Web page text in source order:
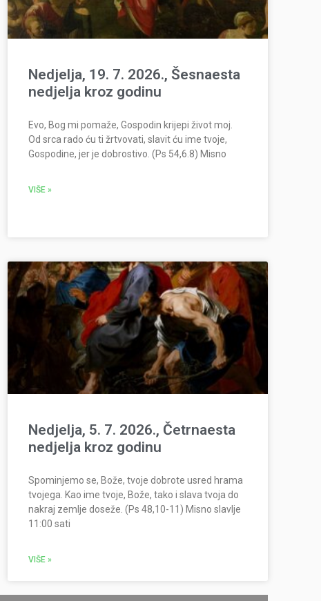
Nedjelja, 19. 7. 2026., Šesnaesta
nedjelja kroz godinu
Evo, Bog mi pomaže, Gospodin krijepi život moj.
Od srca rado ću ti žrtvovati, slavit ću ime tvoje,
Gospodine, jer je dobrostivo. (Ps 54,6.8) Misno
VIŠE »
Nedjelja, 5. 7. 2026., Četrnaesta
nedjelja kroz godinu
Spominjemo se, Bože, tvoje dobrote usred hrama
tvojega. Kao ime tvoje, Bože, tako i slava tvoja do
nakraj zemlje doseže. (Ps 48,10-11) Misno slavlje
11:00 sati
VIŠE »